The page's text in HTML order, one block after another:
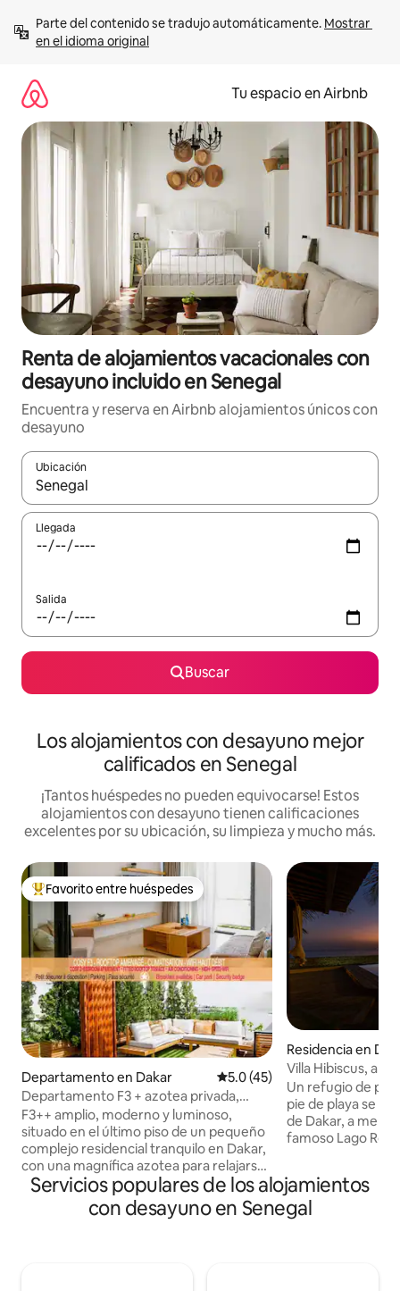
contenido
Parte del contenido se tradujo automáticamente. Mostrar
en el idioma original
Tu espacio en Airbnb
Renta de alojamientos vacacionales con
desayuno incluido en Senegal
Encuentra y reserva en Airbnb alojamientos únicos con
desayuno
Ubicación
Cuando los resultados estén disponibles, podrás navegar
Llegada
Salida
Buscar
Los alojamientos con desayuno mejor
calificados en Senegal
¡Tantos huéspedes no pueden equivocarse! Estos
alojamientos con desayuno tienen calificaciones
excelentes por su ubicación, su limpieza y mucho más.
De los mejores en Favorito entre huéspedes
Favorito entre huéspedes
Departamento en Dakar Calificación promedio: 5.0 de
5.0 (45)
Departamento F3 + azotea privada,
acogedor, Netflix, futbolín
F3++ amplio, moderno y luminoso,
situado en el último piso de un pequeño
complejo residencial tranquilo en Dakar,
con una magnífica azotea para relajarse.
Ropa de cama cómoda, cocina grande
equipada, wifi y Smart TV (Netflix, Prime
Video), escritorio, lavadero y aire
Residencia en
Villa Hibiscus, a
Un refugio de
pie de playa se
de Dakar, a
famoso Lago
aparcamiento
tranquilo.El
sigue siendo
Servicios populares de los alojamientos
con desayuno en Senegal